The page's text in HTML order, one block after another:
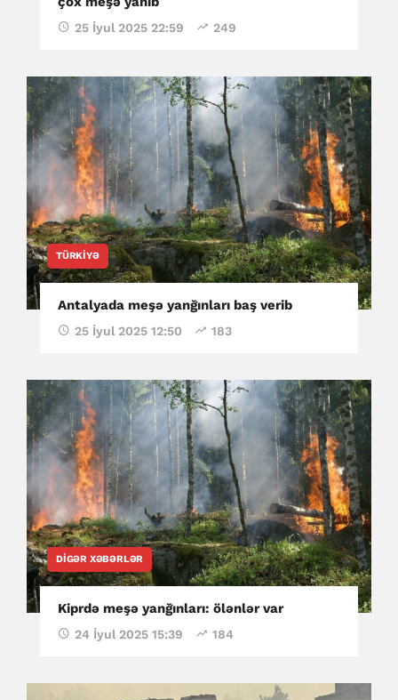
25 İyul 2025 22:59 249
TÜRKIYƏ
Antalyada meşə yanğınları baş verib
25 İyul 2025 12:50 183
DIGƏR XƏBƏRLƏR
Kiprdə meşə yanğınları: ölənlər var
24 İyul 2025 15:39 184